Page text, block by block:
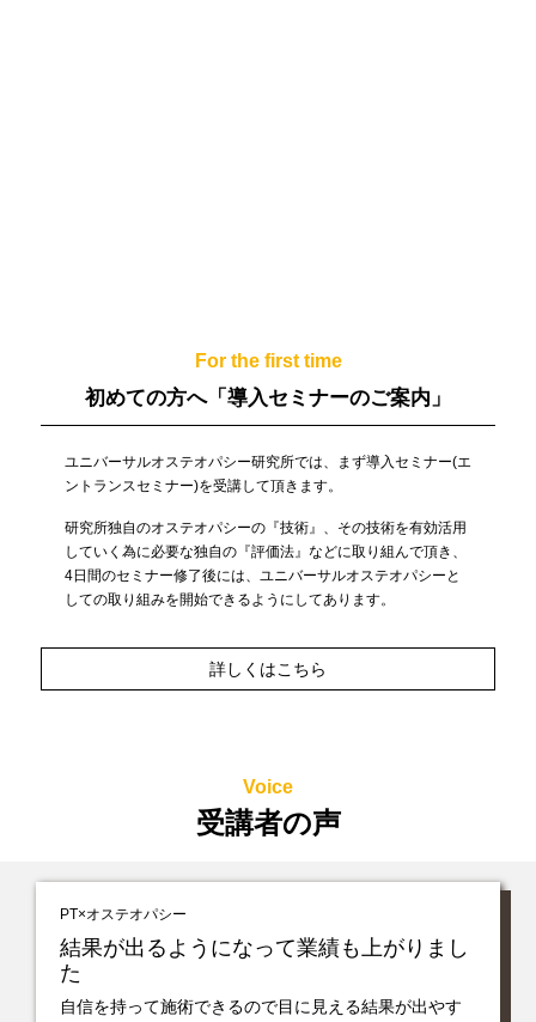
For the first time
初めての方へ「導入セミナーのご案内」
ユニバーサルオステオパシー研究所では、まず導入セミナー(エ
ントランスセミナー)を受講して頂きます。
研究所独自のオステオパシーの『技術』、その技術を有効活用
していく為に必要な独自の『評価法』などに取り組んで頂き、
4日間のセミナー修了後には、ユニバーサルオステオパシーと
しての取り組みを開始できるようにしてあります。
詳しくはこちら
Voice
受講者の声
PT×オステオパシー
結果が出るようになって業績も上がりまし
た
自信を持って施術できるので目に見える結果が出やす